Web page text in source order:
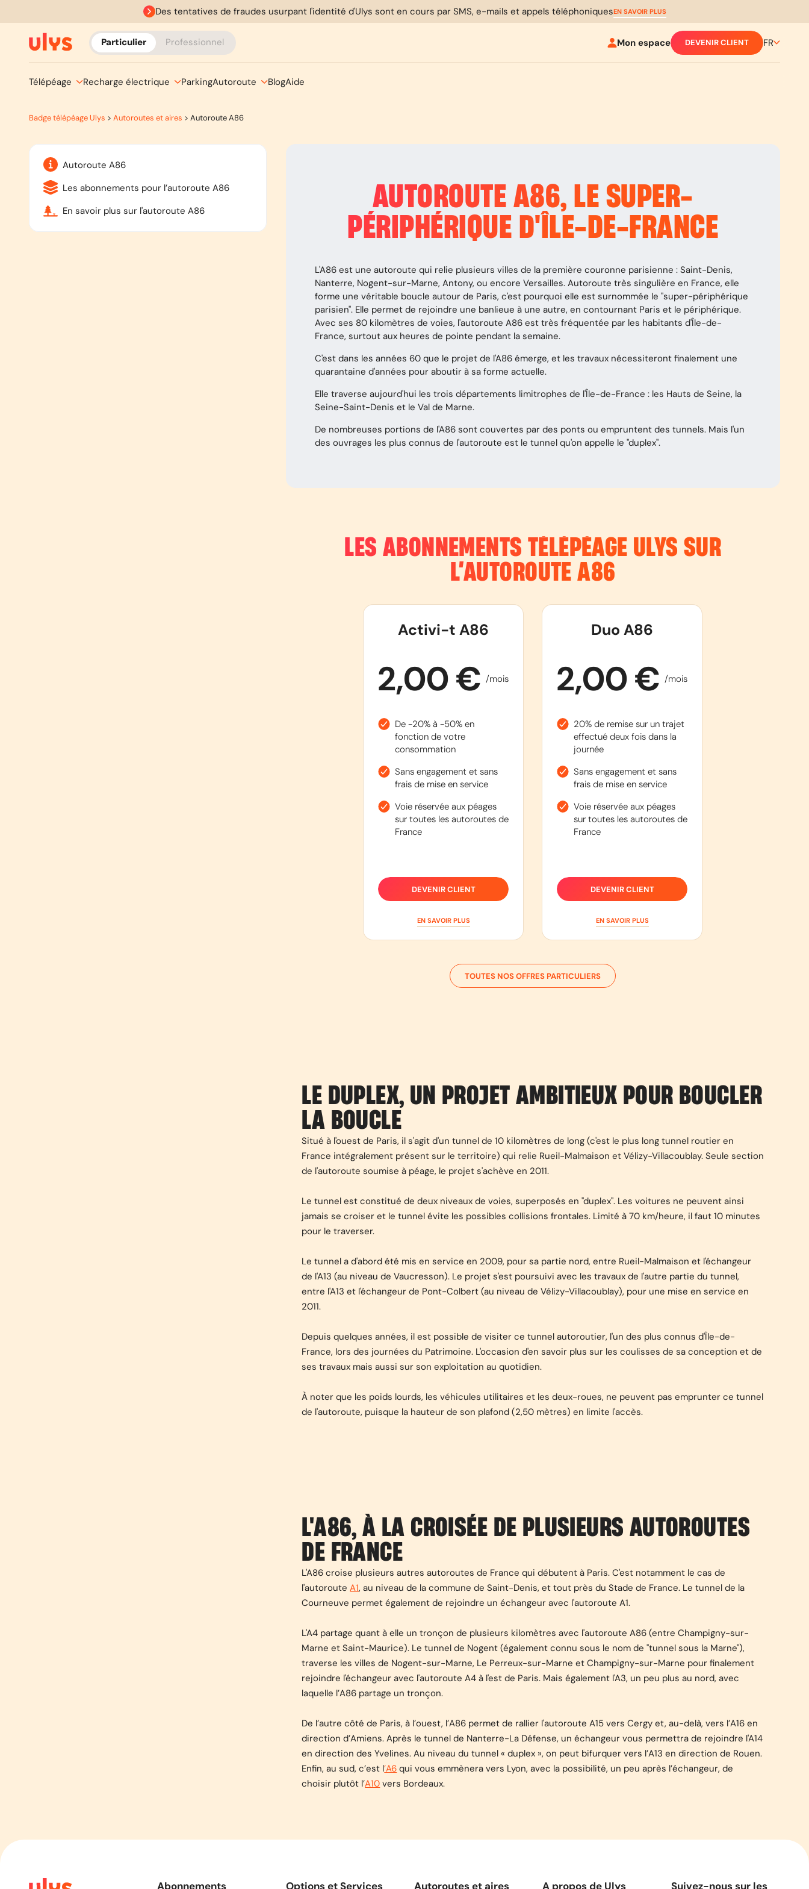
Des tentatives de fraudes usurpant l'identité d'Ulys sont en cours par SMS, e-mails et appels téléphoniquesEN SAVOIR PLUS
Particulier Professionnel Mon espace DEVENIR CLIENT FR
Télépéage Recharge électrique ParkingAutoroute BlogAide
Badge télépéage Ulys > Autoroutes et aires > Autoroute A86
Autoroute A86
Les abonnements pour l’autoroute A86
En savoir plus sur l'autoroute A86
AUTOROUTE A86, LE SUPER-
PÉRIPHÉRIQUE D'ÎLE-DE-FRANCE
L'A86 est une autoroute qui relie plusieurs villes de la première couronne parisienne : Saint-Denis,
Nanterre, Nogent-sur-Marne, Antony, ou encore Versailles. Autoroute très singulière en France, elle
forme une véritable boucle autour de Paris, c'est pourquoi elle est surnommée le "super-périphérique
parisien". Elle permet de rejoindre une banlieue à une autre, en contournant Paris et le périphérique.
Avec ses 80 kilomètres de voies, l'autoroute A86 est très fréquentée par les habitants d'Île-de-
France, surtout aux heures de pointe pendant la semaine.
C'est dans les années 60 que le projet de l'A86 émerge, et les travaux nécessiteront finalement une
quarantaine d'années pour aboutir à sa forme actuelle.
Elle traverse aujourd'hui les trois départements limitrophes de l'Île-de-France : les Hauts de Seine, la
Seine-Saint-Denis et le Val de Marne.
De nombreuses portions de l'A86 sont couvertes par des ponts ou empruntent des tunnels. Mais l'un
des ouvrages les plus connus de l'autoroute est le tunnel qu'on appelle le "duplex".
LES ABONNEMENTS TÉLÉPÉAGE ULYS SUR
L’AUTOROUTEA86
Activi-t A86
2,00 € /mois
De -20% à -50% en
fonction de votre
consommation
Sans engagement et sans
frais de mise en service
Voie réservée aux péages
sur toutes les autoroutes de
France
DEVENIR CLIENT
EN SAVOIR PLUS
Duo A86
2,00 € /mois
20% de remise sur un trajet
effectué deux fois dans la
journée
Sans engagement et sans
frais de mise en service
Voie réservée aux péages
sur toutes les autoroutes de
France
DEVENIR CLIENT
EN SAVOIR PLUS
TOUTES NOS OFFRES PARTICULIERS
LE DUPLEX, UN PROJET AMBITIEUX POUR BOUCLER
LA BOUCLE
Situé à l'ouest de Paris, il s'agit d'un tunnel de 10 kilomètres de long (c'est le plus long tunnel routier en
France intégralement présent sur le territoire) qui relie Rueil-Malmaison et Vélizy-Villacoublay. Seule section
de l'autoroute soumise à péage, le projet s'achève en 2011.
Le tunnel est constitué de deux niveaux de voies, superposés en "duplex". Les voitures ne peuvent ainsi
jamais se croiser et le tunnel évite les possibles collisions frontales. Limité à 70 km/heure, il faut 10 minutes
pour le traverser.
Le tunnel a d'abord été mis en service en 2009, pour sa partie nord, entre Rueil-Malmaison et l'échangeur
de l'A13 (au niveau de Vaucresson). Le projet s'est poursuivi avec les travaux de l'autre partie du tunnel,
entre l'A13 et l'échangeur de Pont-Colbert (au niveau de Vélizy-Villacoublay), pour une mise en service en
2011.
Depuis quelques années, il est possible de visiter ce tunnel autoroutier, l'un des plus connus d'Île-de-
France, lors des journées du Patrimoine. L'occasion d'en savoir plus sur les coulisses de sa conception et de
ses travaux mais aussi sur son exploitation au quotidien.
À noter que les poids lourds, les véhicules utilitaires et les deux-roues, ne peuvent pas emprunter ce tunnel
de l'autoroute, puisque la hauteur de son plafond (2,50 mètres) en limite l'accès.
L'A86, À LA CROISÉE DE PLUSIEURS AUTOROUTES
DE FRANCE
L'A86 croise plusieurs autres autoroutes de France qui débutent à Paris. C'est notamment le cas de
l'autorouteA1, au niveau de la commune de Saint-Denis, et tout près du Stade de France. Le tunnel de la
Courneuve permet également de rejoindre un échangeur avec l'autoroute A1.
L'A4 partage quant à elle un tronçon de plusieurs kilomètres avec l'autoroute A86 (entre Champigny-sur-
Marne et Saint-Maurice). Le tunnel de Nogent (également connu sous le nom de "tunnel sous la Marne"),
traverse les villes de Nogent-sur-Marne, Le Perreux-sur-Marne et Champigny-sur-Marne pour finalement
rejoindre l'échangeur avec l'autoroute A4 à l'est de Paris. Mais également l'A3, un peu plus au nord, avec
laquelle l’A86 partage un tronçon.
De l’autre côté de Paris, à l’ouest, l’A86 permet de rallier l'autoroute A15 vers Cergy et, au-delà, vers l’A16 en
direction d’Amiens. Après le tunnel de Nanterre-La Défense, un échangeur vous permettra de rejoindre l'A14
en direction des Yvelines. Au niveau du tunnel « duplex », on peut bifurquer vers l’A13 en direction de Rouen.
Enfin, au sud, c’est l’A6 qui vous emmènera vers Lyon, avec la possibilité, un peu après l’échangeur, de
choisir plutôt l’A10 vers Bordeaux.
Abonnements Options et Services Autoroutes et aires A propos de Ulys Suivez-nous sur les